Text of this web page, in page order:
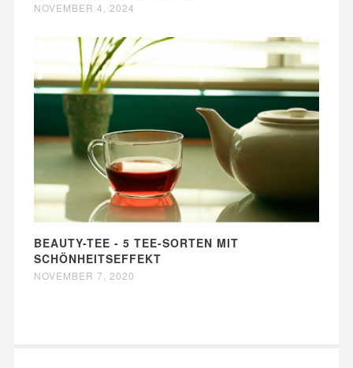
NOVEMBER 4, 2024
BEAUTY-TEE - 5 TEE-SORTEN MIT
SCHÖNHEITSEFFEKT
NOVEMBER 7, 2020